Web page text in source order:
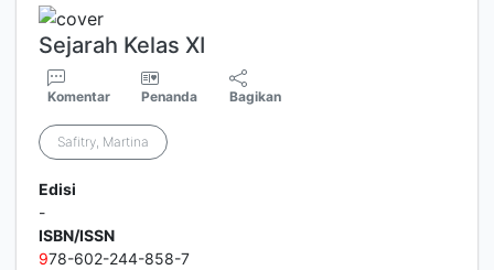
Sejarah Kelas XI
Komentar Penanda Bagikan
Safitry, Martina
Edisi
-
ISBN/ISSN
978-602-244-858-7